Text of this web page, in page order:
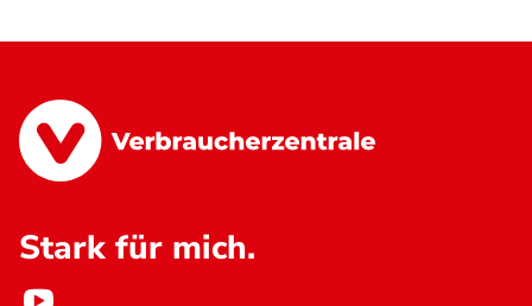
Stark für mich.